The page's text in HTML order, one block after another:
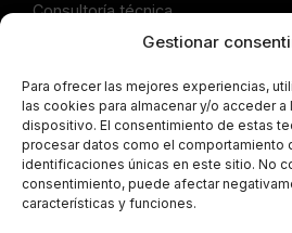
Consultoría técnica
Artículos Comprar Local
Artículos Alquilar Local
Articulos Servicio Preferente
Artículos Gestión de Trámites
Artículos Consultoría técnica
Gestionar
Para ofrecer las mejores experiencias,
las cookies para almacenar y/o acceder a
dispositivo. El consentimiento de estas
procesar datos como el comportamiento
identificaciones únicas en este sitio. No
consentimiento, puede afectar
características y funciones.